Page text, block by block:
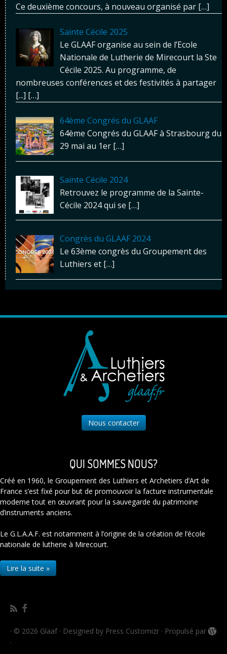
Ce deuxième concours, à nouveau organisé par […]
Sainte Cécile 2025
Le GLAAF organise au sein de l’Ecole
Nationale de Lutherie de Mirecourt la Ste
Cécile 2025. Au programme, de
nombreuses conférences et des festivités à partager
[...] […]
64ème Congrés du GLAAF
64ème Congrés du GLAAF à Strasbourg du
29 mai au 1er […]
Sainte Cécile 2024
Retrouvez le programme de la Sainte-
Cécile 2024 qui se […]
Congrès du GLAAF 2024
Le 63ème congrès du Groupement des
Luthiers et […]
Nous contacter
QUI SOMMES NOUS?
Créé en 1960, le Groupement des Luthiers et Archetiers d’Art de
France s’est fixé pour but de promouvoir la facture instrumentale
moderne tout en œuvrant pour la sauvegarde du patrimoine
d’instruments anciens.
Le G.L.A.A.F. est notamment à l’origine de la création de l’école
nationale de lutherie à Mirecourt.
Lire la suite »
· © 2026 Glaaf· Designed by Press Customizr · Propulsé par
·